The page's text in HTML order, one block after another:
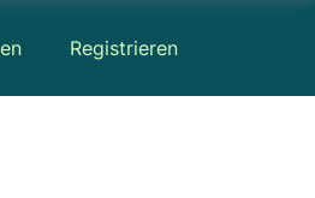
Registrieren